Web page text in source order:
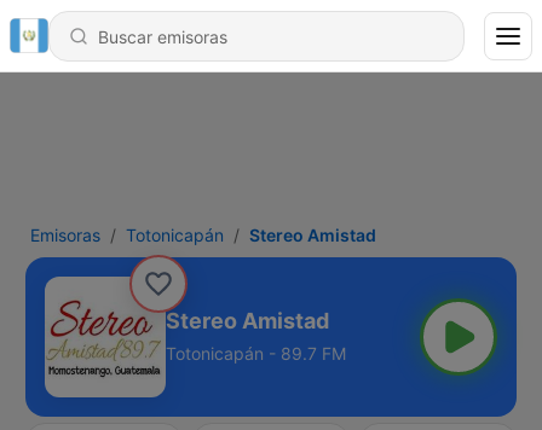
Emisoras Totonicapán Stereo Amistad
Stereo Amistad
Totonicapán - 89.7 FM